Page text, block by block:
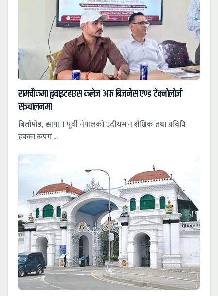
रामचौकमा हृवाइटहाउस कलेज अफ बिजनेस एण्ड टेक्नोलोजी
सञ्चालनमा
बिर्तामोड, झापा । पूर्वी नेपालको उदीयमान शैक्षिक तथा प्रविधि
हबका रूपम ...